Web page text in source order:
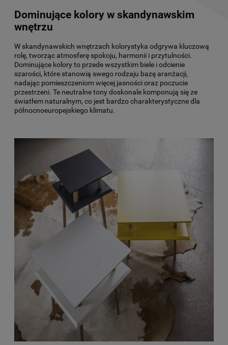
Dominujące kolory w skandynawskim
wnętrzu
W skandynawskich wnętrzach kolorystyka odgrywa kluczową
rolę, tworząc atmosferę spokoju, harmonii i przytulności.
Dominujące kolory to przede wszystkim biele i odcienie
szarości, które stanowią swego rodzaju bazę aranżacji,
nadając pomieszczeniom więcej jasności oraz poczucie
przestrzeni. Te neutralne tony doskonale komponują się ze
światłem naturalnym, co jest bardzo charakterystyczne dla
północnoeuropejskiego klimatu.